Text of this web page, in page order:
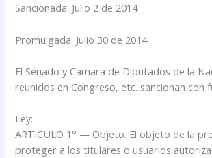
Sancionada: Julio 2 de 2014
Promulgada: Julio 30 de 2014
El Senado y Cámara de Diputados de la
reunidos en Congreso, etc. sancionan con
Ley:
ARTICULO 1° — Objeto. El objeto de la
proteger a los titulares o usuarios